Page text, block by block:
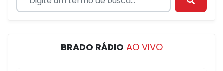
BRADO RÁDIO AO VIVO